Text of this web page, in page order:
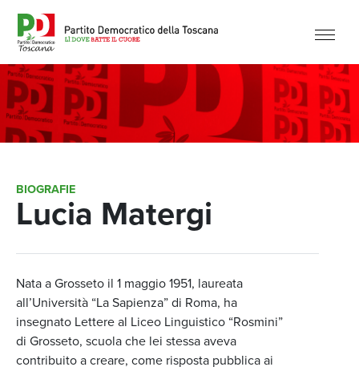
BIOGRAFIE
Lucia Matergi
Nata a Grosseto il 1 maggio 1951, laureata
all’Università “La Sapienza” di Roma, ha
insegnato Lettere al Liceo Linguistico “Rosmini”
di Grosseto, scuola che lei stessa aveva
contribuito a creare, come risposta pubblica ai